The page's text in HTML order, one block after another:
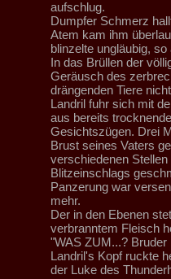
aufschlug.
Dumpfer Schmerz
Atem kam ihm
blinzelte ungläubig,
In das Brüllen der
Geräusch des
drängenden Tiere
Landril fuhr sich mit
aus bereits
Gesichtszügen. Drei
Brust seines Vaters
verschiedenen
Blitzeinschlags
Panzerung war
mehr.
Der in den Ebenen
verbranntem Fleisch
"WAS ZUM...?
Landril's Kopf ruckte
der Luke des